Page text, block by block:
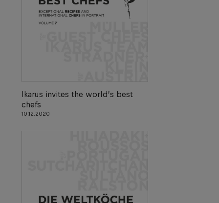
Ikarus invites the world’s best
chefs
10.12.2020